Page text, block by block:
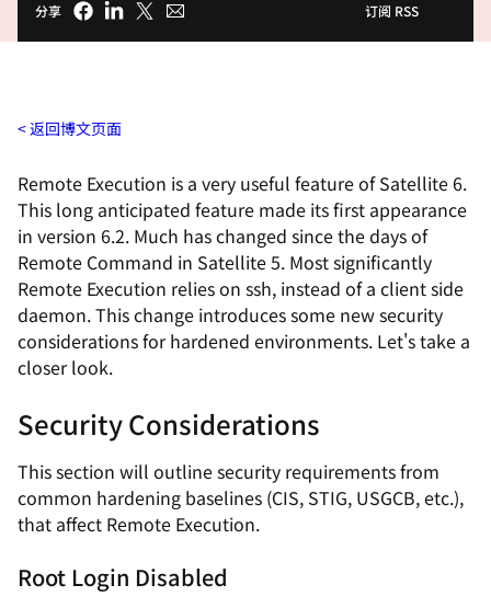
分享 订阅 RSS
返回博文页面
Remote Execution is a very useful feature of Satellite 6.
This long anticipated feature made its first appearance
in version 6.2. Much has changed since the days of
Remote Command in Satellite 5. Most significantly
Remote Execution relies on ssh, instead of a client side
daemon. This change introduces some new security
considerations for hardened environments. Let's take a
closer look.
Security Considerations
This section will outline security requirements from
common hardening baselines (CIS, STIG, USGCB, etc.),
that affect Remote Execution.
Root Login Disabled